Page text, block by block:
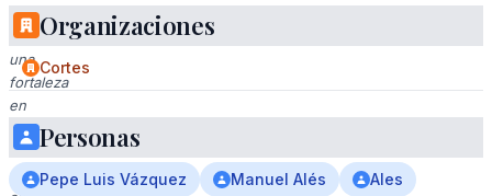
imagen
de
una
fortaleza
en
un
entorno
decorado
Organizaciones
Cortes
Personas
Pepe Luis Vázquez Manuel Alés Ales